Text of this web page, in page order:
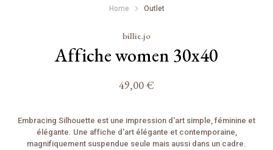
Home Outlet
billie.jo
Affiche women 30x40
49,00 €
Embracing Silhouette est une impression d'art simple, féminine et
élégante. Une affiche d'art élégante et contemporaine,
magnifiquement suspendue seule mais aussi dans un cadre.